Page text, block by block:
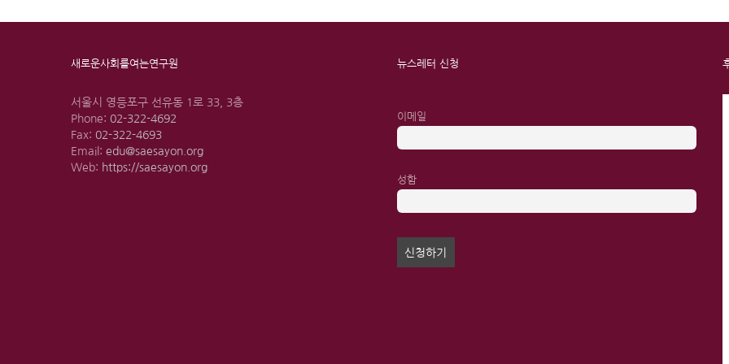
새로운사회를여는연구원
서울시 영등포구 선유동 1로 33, 3층
Phone: 02-322-4692
Fax: 02-322-4693
Email: edu@saesayon.org
Web: https://saesayon.org
뉴스레터 신청
이메일
성함